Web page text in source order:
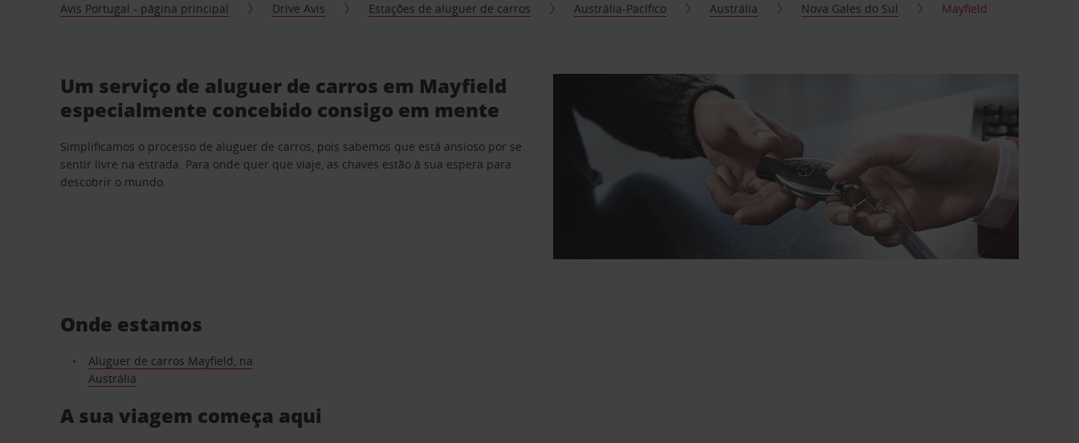
Avis Portugal - página principal Drive Avis Estações de aluguer de carros Austrália-Pacífico Austrália Nova Gales do Sul Mayfield
Um serviço de aluguer de carros em Mayfield
especialmente concebido consigo em mente
Simplificamos o processo de aluguer de carros, pois sabemos que está ansioso por se
sentir livre na estrada. Para onde quer que viaje, as chaves estão à sua espera para
descobrir o mundo.
Onde estamos
Aluguer de carros Mayfield, na
Austrália
A sua viagem começa aqui